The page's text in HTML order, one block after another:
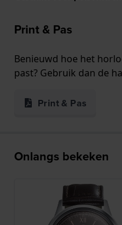
Print & Pas
Benieuwd hoe het
past? Gebruik dan de
Print & Pas
Onlangs bekeken